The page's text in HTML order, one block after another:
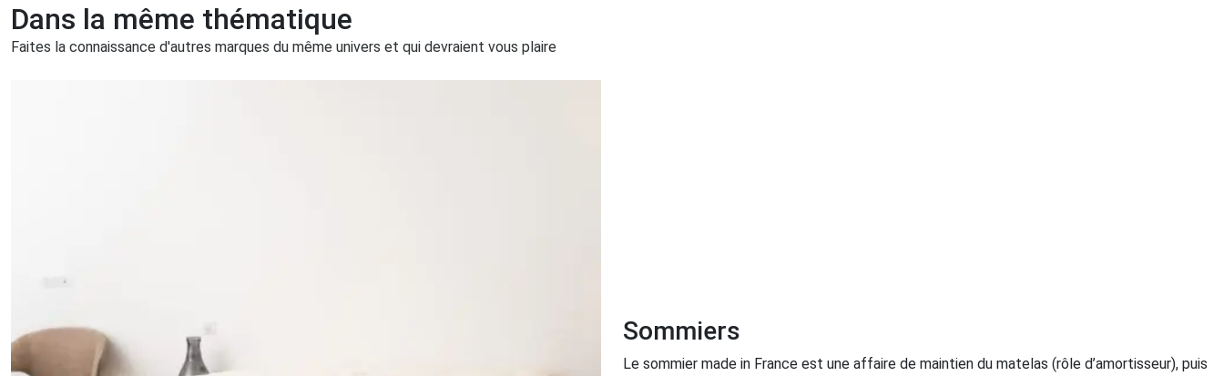
Dans la même thématique
Faites la connaissance d'autres marques du même univers et qui devraient vous plaire
Sommiers
Le sommier made in France est une affaire de maintien du matelas (rôle d’amortisseur), puis